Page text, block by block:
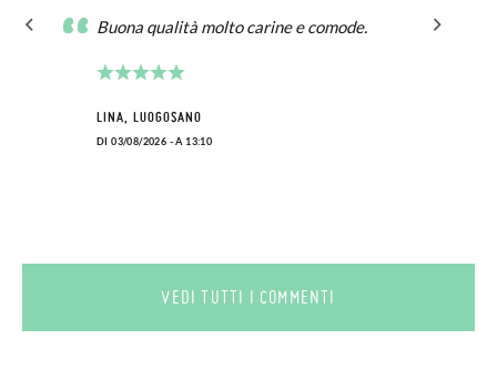
Buona qualità molto carine e comode.
LINA, LUOGOSANO
DI 03/08/2026 - A 13:10
VEDI TUTTI I COMMENTI